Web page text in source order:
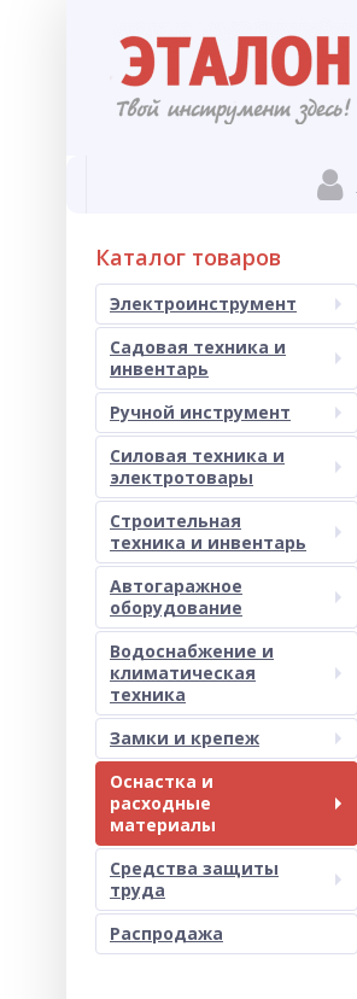
Каталог товаров
Электроинструмент
Садовая техника и
инвентарь
Ручной инструмент
Силовая техника и
электротовары
Строительная
техника и инвентарь
Автогаражное
оборудование
Водоснабжение и
климатическая
техника
Замки и крепеж
Оснастка и
расходные
материалы
Средства защиты
труда
Распродажа